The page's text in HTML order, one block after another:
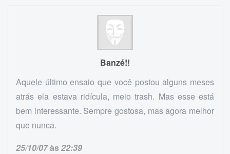
Banzé!!
Aquele último ensaio que você postou alguns meses
atrás ela estava ridícula, meio trash. Mas esse está
bem interessante. Sempre gostosa, mas agora melhor
que nunca.
25/10/07às22:39